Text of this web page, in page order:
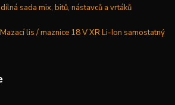
sada mix, bitů, nástavců a vrtáků
lis / maznice 18 V XR Li-Ion samostatný